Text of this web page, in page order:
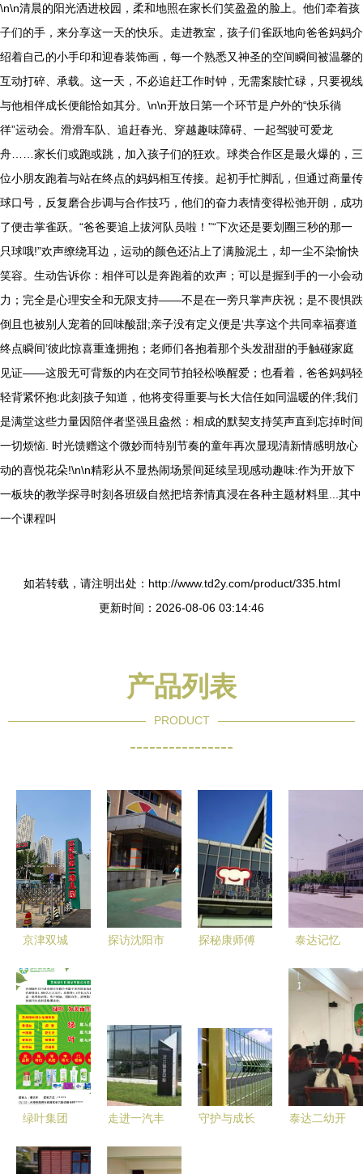
\n\n清晨的阳光洒进校园，柔和地照在家长们笑盈盈的脸上。他们牵着孩
子们的手，来分享这一天的快乐。走进教室，孩子们雀跃地向爸爸妈妈介
绍着自己的小手印和迎春装饰画，每一个熟悉又神圣的空间瞬间被温馨的
互动打碎、承载。这一天，不必追赶工作时钟，无需案牍忙碌，只要视线
与他相伴成长便能恰如其分。\n\n开放日第一个环节是户外的“快乐徜
徉”运动会。滑滑车队、追赶春光、穿越趣味障碍、一起驾驶可爱龙
舟……家长们或跑或跳，加入孩子们的狂欢。球类合作区是最火爆的，三
位小朋友跑着与站在终点的妈妈相互传接。起初手忙脚乱，但通过商量传
球口号，反复磨合步调与合作技巧，他们的奋力表情变得松弛开朗，成功
了便击掌雀跃。“爸爸要追上拔河队员啦！”“下次还是要划圈三秒的那一
只球哦!”欢声缭绕耳边，运动的颜色还沾上了满脸泥土，却一尘不染愉快
笑容。生动告诉你：相伴可以是奔跑着的欢声；可以是握到手的一小会动
力；完全是心理安全和无限支持——不是在一旁只掌声庆祝；是不畏惧跌
倒且也被别人宠着的回味酸甜;亲子没有定义便是‘共享这个共同幸福赛道
终点瞬间’彼此惊喜重逢拥抱；老师们各抱着那个头发甜甜的手触碰家庭
见证——这股无可背叛的内在交同节拍轻松唤醒爱；也看着，爸爸妈妈轻
轻背紧怀抱:此刻孩子知道，他将变得重要与长大信任如同温暖的伴;我们
是满堂这些力量因陪伴者坚强且盎然：相成的默契支持笑声直到忘掉时间
一切烦恼. 时光馈赠这个微妙而特别节奏的童年再次显现清新情感明放心
动的喜悦花朵!\n\n精彩从不显热闹场景间延续呈现感动趣味:作为开放下
一板块的教学探寻时刻各班级自然把培养情真浸在各种主题材料里...其中
一个课程叫
如若转载，请注明出处：http://www.td2y.com/product/335.html
更新时间：2026-08-06 03:14:46
产品列表
PRODUCT
----------------
京津双城
秋光——记
泰达二幼的
快乐秋日之
旅
探访沈阳市
幼） 以爱
育爱，泽润
童心
探秘康师傅
泰达记忆
达二幼的愉
快时光
绿叶集团
幼，共筑健
走进一汽丰
产打造高品
守护与成长
泰达二幼开